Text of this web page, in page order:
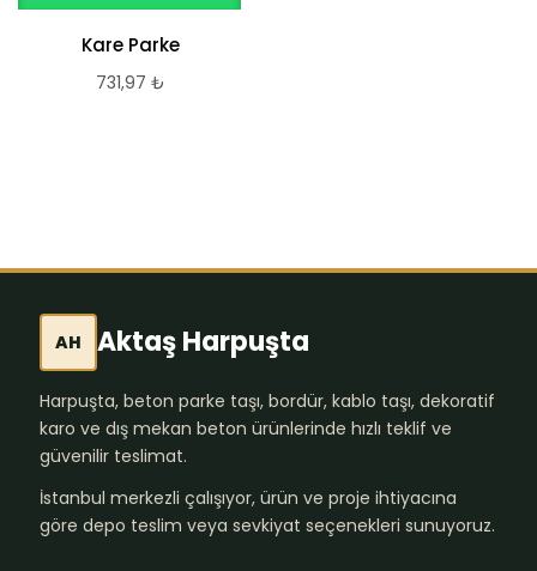
Kare Parke
731,97 ₺
AH Aktaş Harpuşta
Harpuşta, beton parke taşı, bordür, kablo taşı, dekoratif
karo ve dış mekan beton ürünlerinde hızlı teklif ve
güvenilir teslimat.
İstanbul merkezli çalışıyor, ürün ve proje ihtiyacına
göre depo teslim veya sevkiyat seçenekleri sunuyoruz.